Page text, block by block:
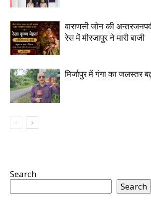
वाराणसी जोन की
रेस में मीरजापुर ने मारी बाजी
मिर्जापुर में गंगा का जलस्तर
Search
Search